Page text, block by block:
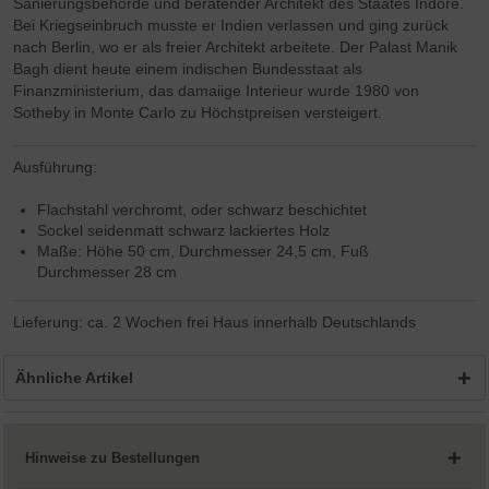
Sanierungsbehörde und beratender Architekt des Staates Indore.
Bei Kriegseinbruch musste er Indien verlassen und ging zurück
nach Berlin, wo er als freier Architekt arbeitete. Der Palast Manik
Bagh dient heute einem indischen Bundesstaat als
Finanzministerium, das damaiige Interieur wurde 1980 von
Sotheby in Monte Carlo zu Höchstpreisen versteigert.
Ausführung:
Flachstahl verchromt, oder schwarz beschichtet
Sockel seidenmatt schwarz lackiertes Holz
Maße: Höhe 50 cm, Durchmesser 24,5 cm, Fuß
Durchmesser 28 cm
Lieferung: ca. 2 Wochen frei Haus innerhalb Deutschlands
Ähnliche Artikel
Hinweise zu Bestellungen